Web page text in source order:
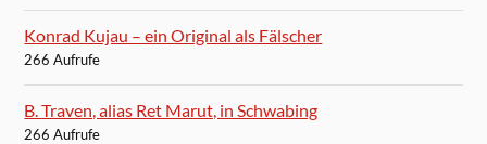
Konrad Kujau – ein Original als Fälscher
266 Aufrufe
B. Traven, alias Ret Marut, in Schwabing
266 Aufrufe